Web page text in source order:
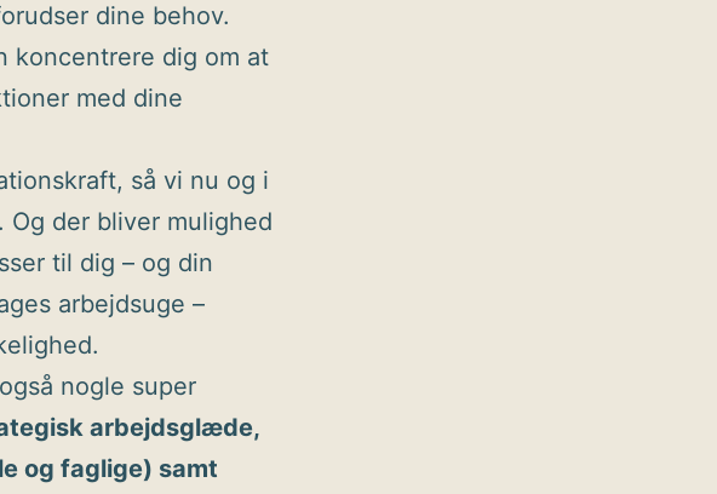
dine behov.
koncentrere dig om at
med dine
så vi nu og i
der bliver mulighed
til dig – og din
arbejdsuge –
nogle super
arbejdsglæde,
og faglige) samt